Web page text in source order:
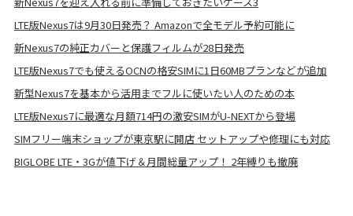
LTE版Nexus7は9月30日発売？ Amazonで全モデル予約可能に
新Nexus7の純正カバーと保護フィルムが28日発売
LTE版Nexus7でも使えるOCNの格安SIMに1日60MBプランなどが追加
新型Nexus7を基本から活用までフルに使いたい人のための本
LTE版Nexus7に最適な月額714円の激安SIMがU-NEXTから登場
SIMフリー端末ショップが東京駅に開店 セットアップや修理にも対応
BIGLOBE LTE・3Gが値下げ＆月間総量アップ！ 2年縛りも撤廃